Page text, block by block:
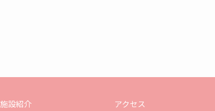
施設紹介
アクセス